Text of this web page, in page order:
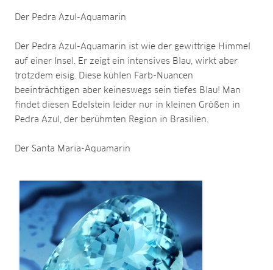
Der Pedra Azul-Aquamarin
Der Pedra Azul-Aquamarin ist wie der gewittrige Himmel
auf einer Insel. Er zeigt ein intensives Blau, wirkt aber
trotzdem eisig. Diese kühlen Farb-Nuancen
beeinträchtigen aber keineswegs sein tiefes Blau! Man
findet diesen Edelstein leider nur in kleinen Größen in
Pedra Azul, der berühmten Region in Brasilien.
Der Santa Maria-Aquamarin